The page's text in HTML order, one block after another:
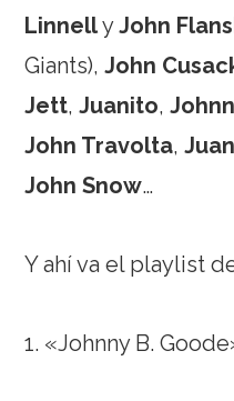
LinnellyJohn
Giants),John
Jett,Juanito,
John Travolta,
John Snow…
Y ahí va el playlist
1. «Johnny B.